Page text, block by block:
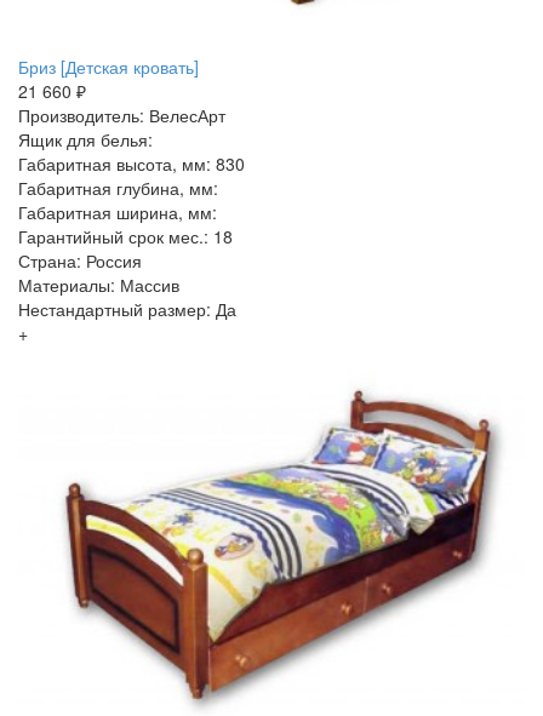
Бриз [Детская кровать]
21 660 ₽
Производитель: ВелесАрт
Ящик для белья:
Габаритная высота, мм: 830
Габаритная глубина, мм:
Габаритная ширина, мм:
Гарантийный срок мес.: 18
Страна: Россия
Материалы: Массив
Нестандартный размер: Да
+